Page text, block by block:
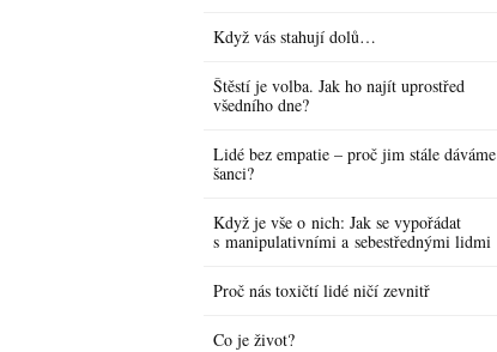
Když vás stahují dolů…
Štěstí je volba. Jak ho najít uprostřed
všedního dne?
Lidé bez empatie – proč jim stále dáváme
šanci?
Když je vše o nich: Jak se vypořádat
s manipulativními a sebestřednými lidmi
Proč nás toxičtí lidé ničí zevnitř
Co je život?